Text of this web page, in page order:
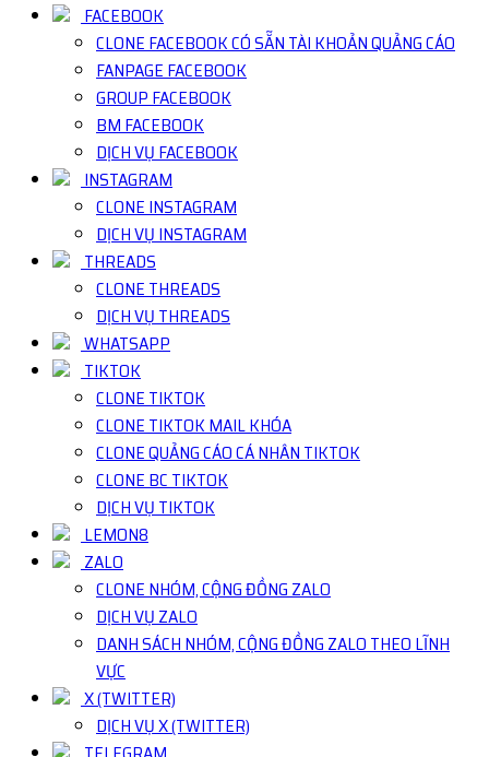
FACEBOOK
CLONE FACEBOOK CÓ SẴN TÀI KHOẢN QUẢNG CÁO
FANPAGE FACEBOOK
GROUP FACEBOOK
BM FACEBOOK
DỊCH VỤ FACEBOOK
INSTAGRAM
CLONE INSTAGRAM
DỊCH VỤ INSTAGRAM
THREADS
CLONE THREADS
DỊCH VỤ THREADS
WHATSAPP
TIKTOK
CLONE TIKTOK
CLONE TIKTOK MAIL KHÓA
CLONE QUẢNG CÁO CÁ NHÂN TIKTOK
CLONE BC TIKTOK
DỊCH VỤ TIKTOK
LEMON8
ZALO
CLONE NHÓM, CỘNG ĐỒNG ZALO
DỊCH VỤ ZALO
DANH SÁCH NHÓM, CỘNG ĐỒNG ZALO THEO LĨNH
VỰC
X (TWITTER)
DỊCH VỤ X (TWITTER)